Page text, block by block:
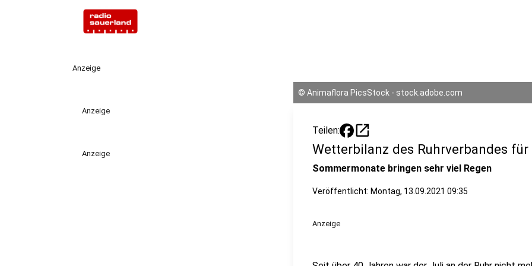
Anzeige
Anzeige
Anzeige
© Animaflora PicsStock - stock.adobe.com
Teilen: open_in_new
Wetterbilanz des Ruhrverbandes
Sommermonate bringen sehr viel Regen
Veröffentlicht: Montag, 13.09.2021 09:35
Anzeige